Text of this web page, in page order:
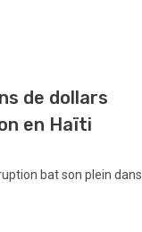
de dollars
en Haïti
bat son plein dans